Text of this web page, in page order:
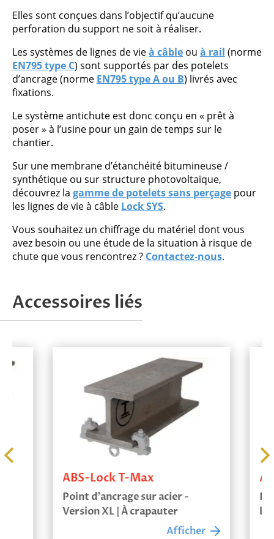
Elles sont conçues dans l’objectif qu’aucune
perforation du support ne soit à réaliser.
Les systèmes de lignes de vieà câble ou à rail (norme
EN795 type C) sont supportés par des potelets
d’ancrage (norme EN795 type A ou B) livrés avec
fixations.
Le système antichute est donc conçu en « prêt à
poser » à l’usine pour un gain de temps sur le
chantier.
Sur une membrane d’étanchéité bitumineuse /
synthétique ou sur structure photovoltaïque,
découvrez la gamme de potelets sans perçage pour
les lignes de vie à câble Lock SYS.
Vous souhaitez un chiffrage du matériel dont vous
avez besoin ou une étude de la situation à risque de
chute que vous rencontrez ? Contactez-nous.
Accessoires liés
ABS-Lock T-Max
Point d’ancrage sur acier -
Version XL | À crapauter
Afficher
ABS-
Point
bloquer